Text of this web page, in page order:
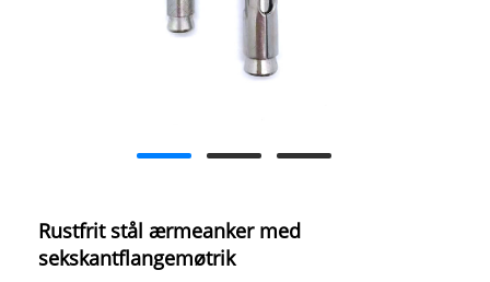
Rustfrit stål ærmeanker med
sekskantflangemøtrik